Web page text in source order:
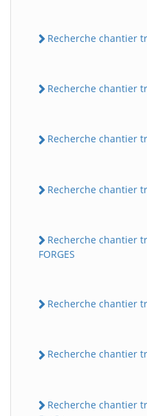
Recherche chantier
Recherche chantier
Recherche chantier
Recherche chantier
Recherche chantier
FORGES
Recherche chantier
Recherche chantier
Recherche chantier